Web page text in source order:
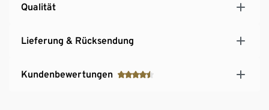
Qualität
Lieferung & Rücksendung
Kundenbewertungen